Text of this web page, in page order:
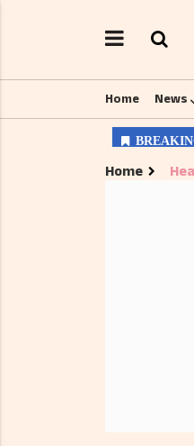
Home News
Home